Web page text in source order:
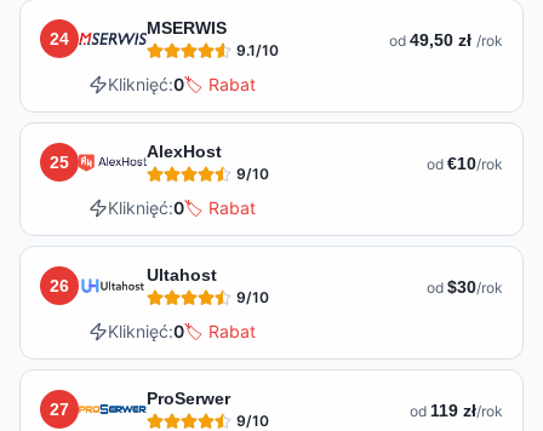
24
MSERWIS
9.1/10 od 49,50 zł /rok
Kliknięć:0🏷️ Rabat
25
AlexHost
9/10 od €10/rok
Kliknięć:0🏷️ Rabat
26
Ultahost
9/10 od $30/rok
Kliknięć:0🏷️ Rabat
27
ProSerwer
9/10 od 119 zł/rok